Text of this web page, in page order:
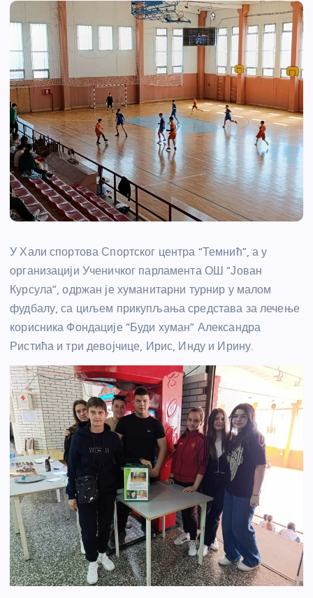
У Хали спортова Спортског центра “Темнић”, а у
организацији Ученичког парламента ОШ “Јован
Курсула”, одржан је хуманитарни турнир у малом
фудбалу, са циљем прикупљања средстава за лечење
корисника Фондације “Буди хуман” Александра
Ристића и три девојчице, Ирис, Инду и Ирину.